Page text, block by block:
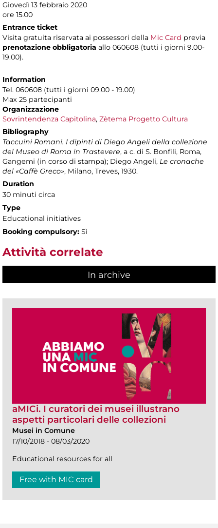
Giovedì 13 febbraio 2020
ore 15.00
Entrance ticket
Visita gratuita riservata ai possessori della Mic Card previa
prenotazione obbligatoria allo 060608 (tutti i giorni 9.00-
19.00).
Information
Tel. 060608 (tutti i giorni 09.00 - 19.00)
Max 25 partecipanti
Organizzazione
Sovrintendenza Capitolina, Zètema Progetto Cultura
Bibliography
Taccuini Romani. I dipinti di Diego Angeli della collezione
del Museo di Roma in Trastevere, a c. di S. Bonfili, Roma,
Gangemi (in corso di stampa); Diego Angeli, Le cronache
del «Caffè Greco», Milano, Treves, 1930.
Duration
30 minuti circa
Type
Educational initiatives
Booking compulsory: Sì
Attività correlate
In archive
aMICi. I curatori dei musei illustrano
aspetti particolari delle collezioni
Musei in Comune
17/10/2018 - 08/03/2020
Educational resources for all
Free with MIC card